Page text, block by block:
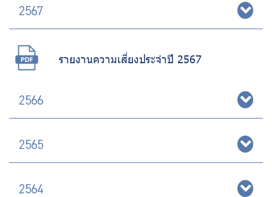
บริการเจ้าหน้าที่ส่วนราชการ
ติดต่อเรา
ไทย | Eng
2567
รายงานความเสี่ยงประจำปี 2567
2566
2565
2564